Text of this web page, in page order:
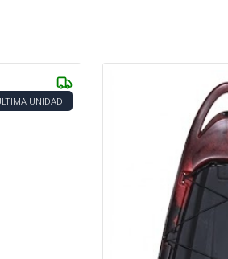
UNIDAD